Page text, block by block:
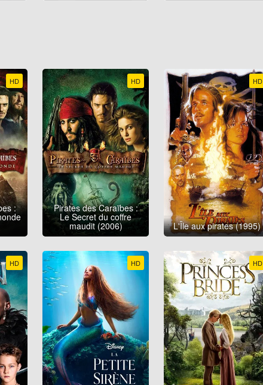
HD
:
HD
Pirates des Caraïbes :
Le Secret du coffre
maudit (2006)
HD
L'Île aux pirates (1995)
HD HD HD